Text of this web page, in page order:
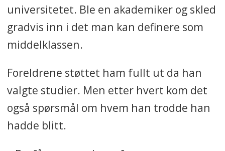
universitetet. Ble en akademiker og skled
gradvis inn i det man kan definere som
middelklassen.
Foreldrene støttet ham fullt ut da han
valgte studier. Men etter hvert kom det
også spørsmål om hvem han trodde han
hadde blitt.